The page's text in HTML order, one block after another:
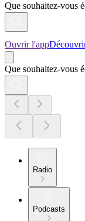
Que souhaitez-vous
Ouvrir l'app
Que souhaitez-vous
Radio
Podcasts